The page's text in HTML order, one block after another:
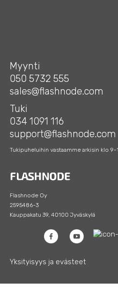
Myynti
050 5732 555
sales@flashnode.com
Tuki
034 1091 116
support@flashnode.com
Tukipuheluihin vastaamme arkisin klo 9-
Flashnode Oy
2595486-3
Kauppakatu 39, 40100 Jyväskylä
Yksityisyys ja evästeet